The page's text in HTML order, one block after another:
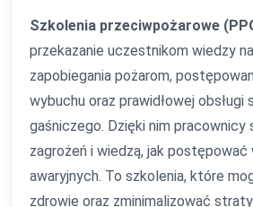
Szkolenia przeciwpożarowe
przekazanie uczestnikom wiedzy
zapobiegania pożarom,
wybuchu oraz prawidłowej obsługi
gaśniczego. Dzięki nim pracownicy
zagrożeń i wiedzą, jak postępować
awaryjnych. To szkolenia, które
zdrowie oraz zminimalizować